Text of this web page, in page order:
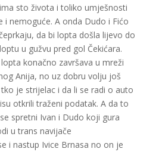
sto života i toliko umješnosti
i nemoguće. A onda Dudo i Fićo
da bi lopta došla lijevo do
u gužvu pred gol Čekićara.
konačno završava u mreži
Anija, no uz dobru volju još
je strijelac i da li se radi o auto
otkrili traženi podatak. A da to
spretni Ivan i Dudo koji gura
u trans navijače
i nastup Ivice Brnasa no on je